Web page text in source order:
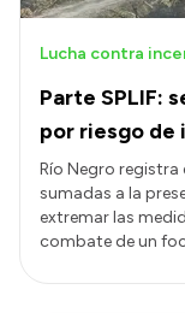
Parte SPLIF:
por riesgo de
Lucha contra
Río Negro
sumadas a la
extremar las
combate de un